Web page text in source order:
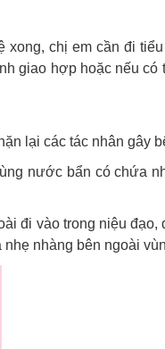
chị em cần đi
giao hợp hoặc nếu có
lại các tác nhân gây
nước bẩn có chứa
đi vào trong niệu đạo,
nhàng bên ngoài